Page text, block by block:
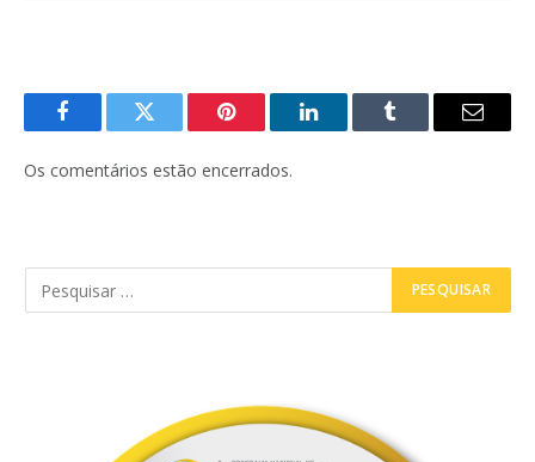
FacebookTwitter Pinterest LinkedInTumblr
E-
Os comentários estão encerrados.